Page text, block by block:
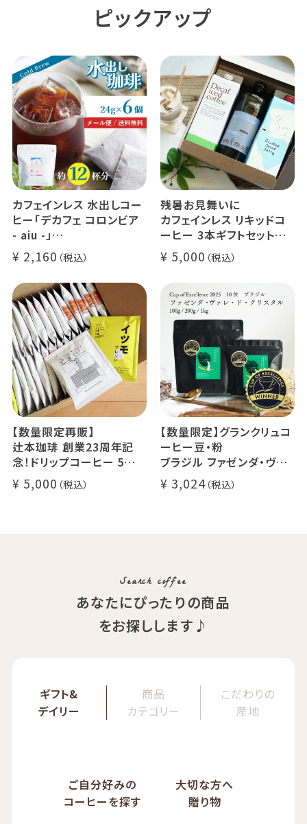
ピックアップ
カフェインレス 水出しコー
ヒー「デカフェ コロンビア
- aiu -」
24g×6個（約12杯分）
マウンテンウォータープロ
セス カフェインレスコーヒ
ー豆100%使用 メール便
でお届け
2,160
残暑お見舞いに
カフェインレス リキッドコ
ーヒー 3本ギフトセット
クラッシュド デカフェ ゼリ
ー 1本
デカフェ オレベース【無
糖】1本
デカフェ アイスコーヒー 1
5,000
【数量限定再販】
辻本珈琲 創業23周年記
念！ドリップコーヒー 5種
50杯セット
アニバーサリーブレンド（コ
5,000
【数量限定】グランクリュコ
ーヒー豆・粉
ブラジル ファゼンダ・ヴァ
レ・ド・クリスタル（100g /
200g / 1kg）
3,024
Search coffee
あなたにぴったりの商品
をお探しします♪
ギフト&
デイリー
商品
カテゴリー
こだわりの
産地
ご自分好みの
コーヒーを探す
大切な方へ
贈り物